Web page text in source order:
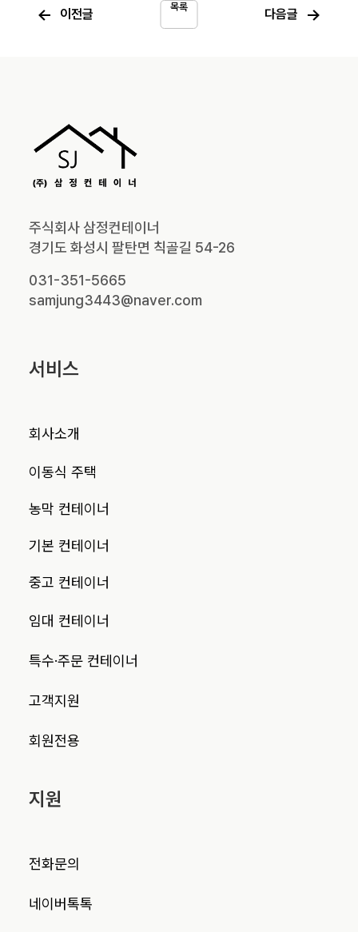
목록
← 이전글 다음글 →
주식회사 삼정컨테이너
경기도 화성시 팔탄면 칙골길 54-26
031-351-5665
samjung3443@naver.com
서비스
회사소개
이동식 주택
농막 컨테이너
기본 컨테이너
중고 컨테이너
임대 컨테이너
특수·주문 컨테이너
고객지원
회원전용
지원
전화문의
네이버톡톡